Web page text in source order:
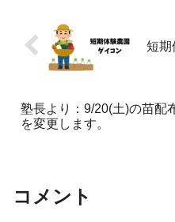
短期
塾長より：9/20(土)の苗配
を変更します。
コメント